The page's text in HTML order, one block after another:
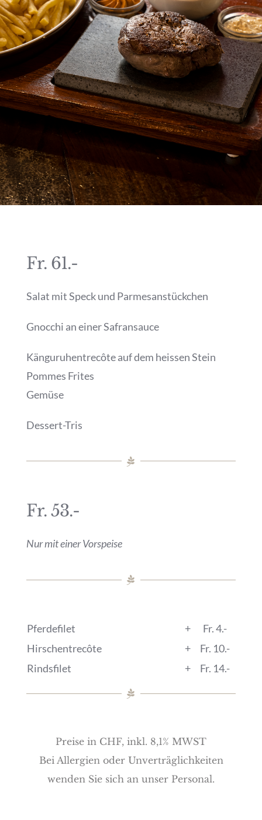
Fr. 61.-
Salat mit Speck und Parmesanstückchen
Gnocchi an einer Safransauce
Känguruhentrecôte auf dem heissen Stein
Pommes Frites
Gemüse
Dessert-Tris
Fr. 53.-
Nur mit einer Vorspeise
Pferdefilet +
Fr. 4.-
Hirschentrecôte
+
Fr. 10.-
Rindsfilet
+ Fr. 14.-
Preise in CHF, inkl. 8,1% MWST
Bei Allergien oder Unverträglichkeiten
wenden Sie sich an unser Personal.